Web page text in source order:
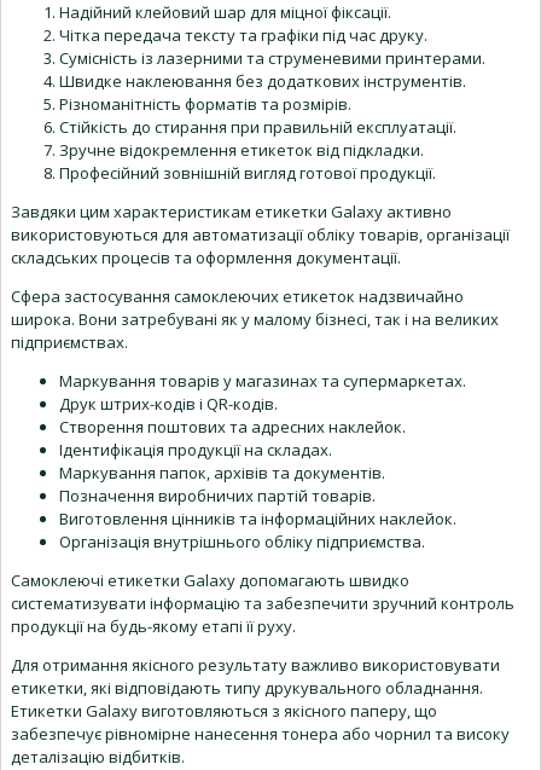
Надійний клейовий шар для міцної фіксації.
Чітка передача тексту та графіки під час друку.
Сумісність із лазерними та струменевими принтерами.
Швидке наклеювання без додаткових інструментів.
Різноманітність форматів та розмірів.
Стійкість до стирання при правильній експлуатації.
Зручне відокремлення етикеток від підкладки.
Професійний зовнішній вигляд готової продукції.
Завдяки цим характеристикам етикетки Galaxy активно
використовуються для автоматизації обліку товарів, організації
складських процесів та оформлення документації.
Сфера застосування самоклеючих етикеток надзвичайно
широка. Вони затребувані як у малому бізнесі, так і на великих
підприємствах.
Маркування товарів у магазинах та супермаркетах.
Друк штрих-кодів і QR-кодів.
Створення поштових та адресних наклейок.
Ідентифікація продукції на складах.
Маркування папок, архівів та документів.
Позначення виробничих партій товарів.
Виготовлення цінників та інформаційних наклейок.
Організація внутрішнього обліку підприємства.
Самоклеючі етикетки Galaxy допомагають швидко
систематизувати інформацію та забезпечити зручний контроль
продукції на будь-якому етапі її руху.
Для отримання якісного результату важливо використовувати
етикетки, які відповідають типу друкувального обладнання.
Етикетки Galaxy виготовляються з якісного паперу, що
забезпечує рівномірне нанесення тонера або чорнил та високу
деталізацію відбитків.